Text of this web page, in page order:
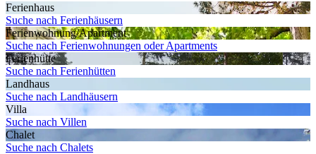
Ferienhaus
Suche nach Ferienhäusern
Ferienwohnung/Apartment
Suche nach Ferienwohnungen oder Apartments
Ferienhütte
Suche nach Ferienhütten
Landhaus
Suche nach Landhäusern
Villa
Suche nach Villen
Chalet
Suche nach Chalets